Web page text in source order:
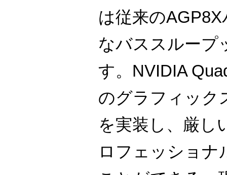
は従来の
なバススループ
す。NVIDIA
のグラフィック
を実装し、厳し
ロフェッショナ